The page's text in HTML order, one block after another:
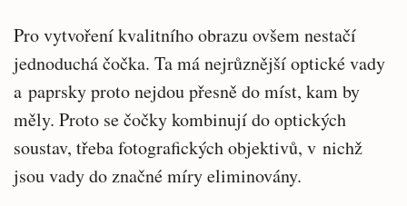
Pro vytvoření kvalitního obrazu ovšem nestačí
jednoduchá čočka. Ta má nejrůznější optické vady
a paprsky proto nejdou přesně do míst, kam by
měly. Proto se čočky kombinují do optických
soustav, třeba fotografických objektivů, v nichž
jsou vady do značné míry eliminovány.